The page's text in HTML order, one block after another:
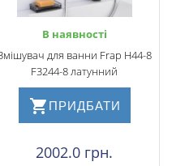
В наявності
для ванни Frap H44-8
F3244-8 латунний
ПРИДБАТИ
2002.0 грн.